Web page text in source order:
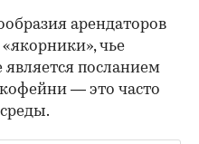
арендаторов
чье
является посланием
— это часто